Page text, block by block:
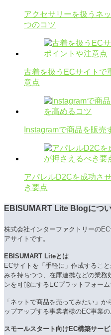
アクセサリーを扱うネ
つのコツ
古着を扱うECサイトで
意点
Instagramで商品を販
アパレルD2Cを成功さ
き要点
EBISUMART Lite Blogにつ
株式会社インターファクトリーの
アサイトです。
EBISUMART Liteとは
ECサイトを「手軽に」作成するこ
みを持ちつつ、在庫連携などの業務
ンを可能にするECプラットフォーム
「ネットで商品を売ってみたい」
ップアップする事業者様のEC事業の
スモールスタート向けEC構築サービ